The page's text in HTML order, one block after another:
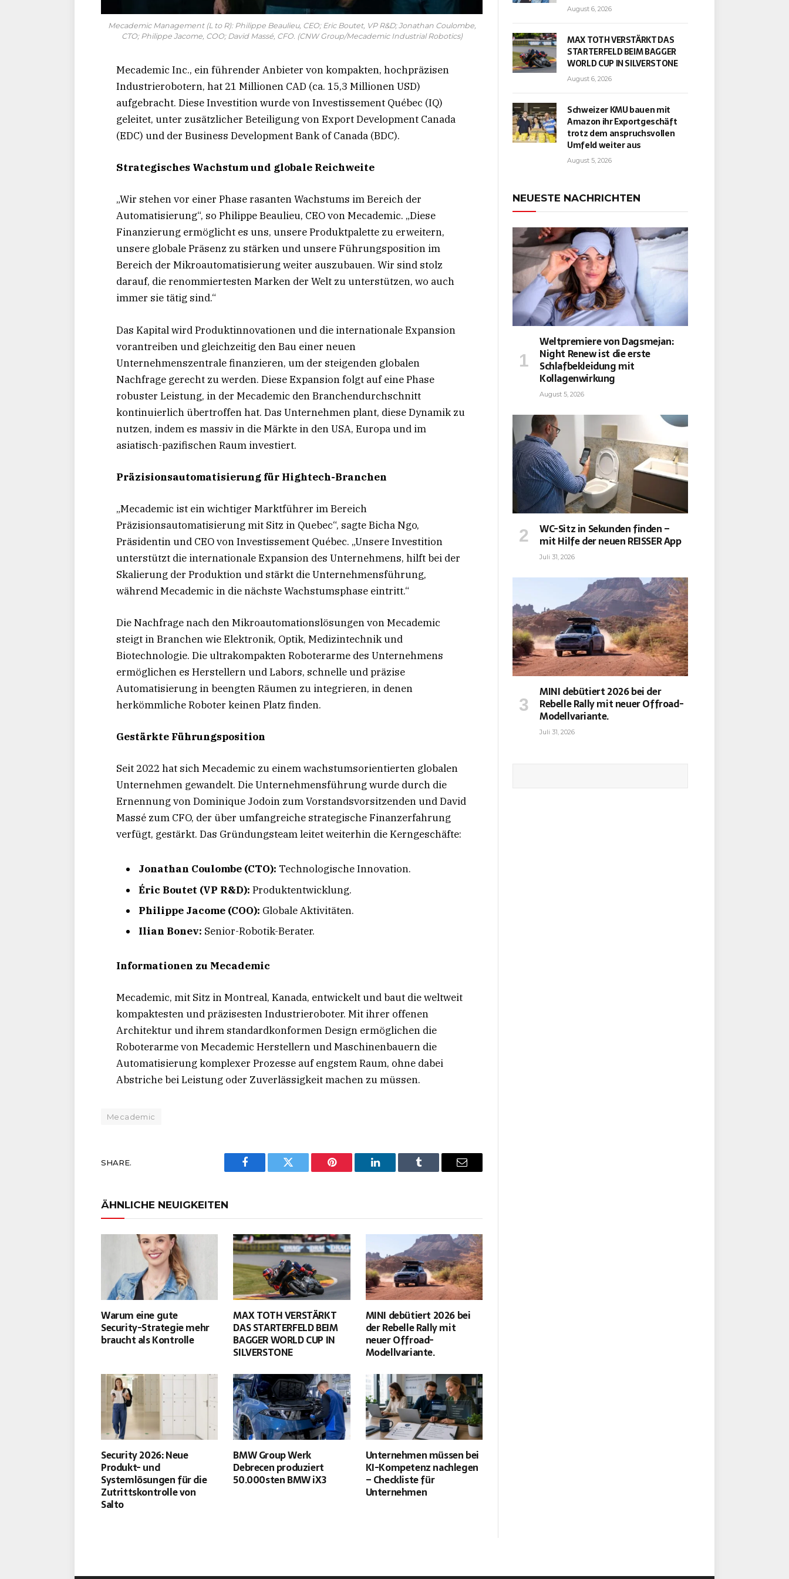
Mecademic Management (L to R): Philippe Beaulieu, CEO; Eric Boutet, VP R&D; Jonathan Coulombe,
CTO; Philippe Jacome, COO; David Massé, CFO. (CNW Group/Mecademic Industrial Robotics)
Mecademic Inc., ein führender Anbieter von kompakten, hochpräzisen
Industrierobotern, hat 21 Millionen CAD (ca. 15,3 Millionen USD)
aufgebracht. Diese Investition wurde von Investissement Québec (IQ)
geleitet, unter zusätzlicher Beteiligung von Export Development Canada
(EDC) und der Business Development Bank of Canada (BDC).
Strategisches Wachstum und globale Reichweite
„Wir stehen vor einer Phase rasanten Wachstums im Bereich der
Automatisierung“, so Philippe Beaulieu, CEO von Mecademic. „Diese
Finanzierung ermöglicht es uns, unsere Produktpalette zu erweitern,
unsere globale Präsenz zu stärken und unsere Führungsposition im
Bereich der Mikroautomatisierung weiter auszubauen. Wir sind stolz
darauf, die renommiertesten Marken der Welt zu unterstützen, wo auch
immer sie tätig sind.“
Das Kapital wird Produktinnovationen und die internationale Expansion
vorantreiben und gleichzeitig den Bau einer neuen
Unternehmenszentrale finanzieren, um der steigenden globalen
Nachfrage gerecht zu werden. Diese Expansion folgt auf eine Phase
robuster Leistung, in der Mecademic den Branchendurchschnitt
kontinuierlich übertroffen hat. Das Unternehmen plant, diese Dynamik zu
nutzen, indem es massiv in die Märkte in den USA, Europa und im
asiatisch-pazifischen Raum investiert.
Präzisionsautomatisierung für Hightech-Branchen
„Mecademic ist ein wichtiger Marktführer im Bereich
Präzisionsautomatisierung mit Sitz in Quebec“, sagte Bicha Ngo,
Präsidentin und CEO von Investissement Québec. „Unsere Investition
unterstützt die internationale Expansion des Unternehmens, hilft bei der
Skalierung der Produktion und stärkt die Unternehmensführung,
während Mecademic in die nächste Wachstumsphase eintritt.“
Die Nachfrage nach den Mikroautomationslösungen von Mecademic
steigt in Branchen wie Elektronik, Optik, Medizintechnik und
Biotechnologie. Die ultrakompakten Roboterarme des Unternehmens
ermöglichen es Herstellern und Labors, schnelle und präzise
Automatisierung in beengten Räumen zu integrieren, in denen
herkömmliche Roboter keinen Platz finden.
Gestärkte Führungsposition
Seit 2022 hat sich Mecademic zu einem wachstumsorientierten globalen
Unternehmen gewandelt. Die Unternehmensführung wurde durch die
Ernennung von Dominique Jodoin zum Vorstandsvorsitzenden und David
Massé zum CFO, der über umfangreiche strategische Finanzerfahrung
verfügt, gestärkt. Das Gründungsteam leitet weiterhin die Kerngeschäfte:
Jonathan Coulombe (CTO): Technologische Innovation.
Éric Boutet (VP R&D): Produktentwicklung.
Philippe Jacome (COO): Globale Aktivitäten.
Ilian Bonev: Senior-Robotik-Berater.
Informationen zu Mecademic
Mecademic, mit Sitz in Montreal, Kanada, entwickelt und baut die weltweit
kompaktesten und präzisesten Industrieroboter. Mit ihrer offenen
Architektur und ihrem standardkonformen Design ermöglichen die
Roboterarme von Mecademic Herstellern und Maschinenbauern die
Automatisierung komplexer Prozesse auf engstem Raum, ohne dabei
Abstriche bei Leistung oder Zuverlässigkeit machen zu müssen.
Mecademic
SHARE.
Facebook Twitter Pinterest LinkedIn Tumblr Email
ÄHNLICHE NEUIGKEITEN
Warum eine gute
Security-Strategie mehr
braucht als Kontrolle
MAX TOTH VERSTÄRKT
DAS STARTERFELD BEIM
BAGGER WORLD CUP IN
SILVERSTONE
MINI debütiert 2026 bei
der Rebelle Rally mit
neuer Offroad-
Modellvariante.
Security 2026: Neue
Produkt- und
Systemlösungen für die
Zutrittskontrolle von
Salto
BMW Group Werk
Debrecen produziert
50.000sten BMW iX3
Unternehmen müssen bei
KI-Kompetenz nachlegen
– Checkliste für
Unternehmen
August 6, 2026
MAX TOTH VERSTÄRKT DAS
STARTERFELD BEIM BAGGER
WORLD CUP IN SILVERSTONE
August 6, 2026
Schweizer KMU bauen mit
Amazon ihr Exportgeschäft
trotz dem anspruchsvollen
Umfeld weiter aus
August 5, 2026
NEUESTE NACHRICHTEN
Weltpremiere von Dagsmejan:
Night Renew ist die erste
Schlafbekleidung mit
Kollagenwirkung
August 5, 2026
WC-Sitz in Sekunden finden –
mit Hilfe der neuen REISSER App
Juli 31, 2026
MINI debütiert 2026 bei der
Rebelle Rally mit neuer Offroad-
Modellvariante.
Juli 31, 2026